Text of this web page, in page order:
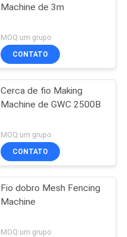
Machine de 3m
MOQ:um grupo
CONTATO
Cerca de fio Making
Machine de GWC 2500B
MOQ:um grupo
CONTATO
Fio dobro Mesh Fencing
Machine
MOQ:um grupo